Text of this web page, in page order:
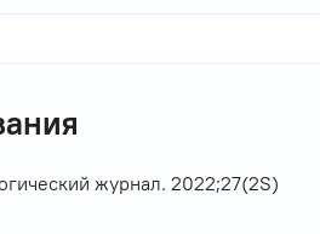
журнал. 2022;27(2S)